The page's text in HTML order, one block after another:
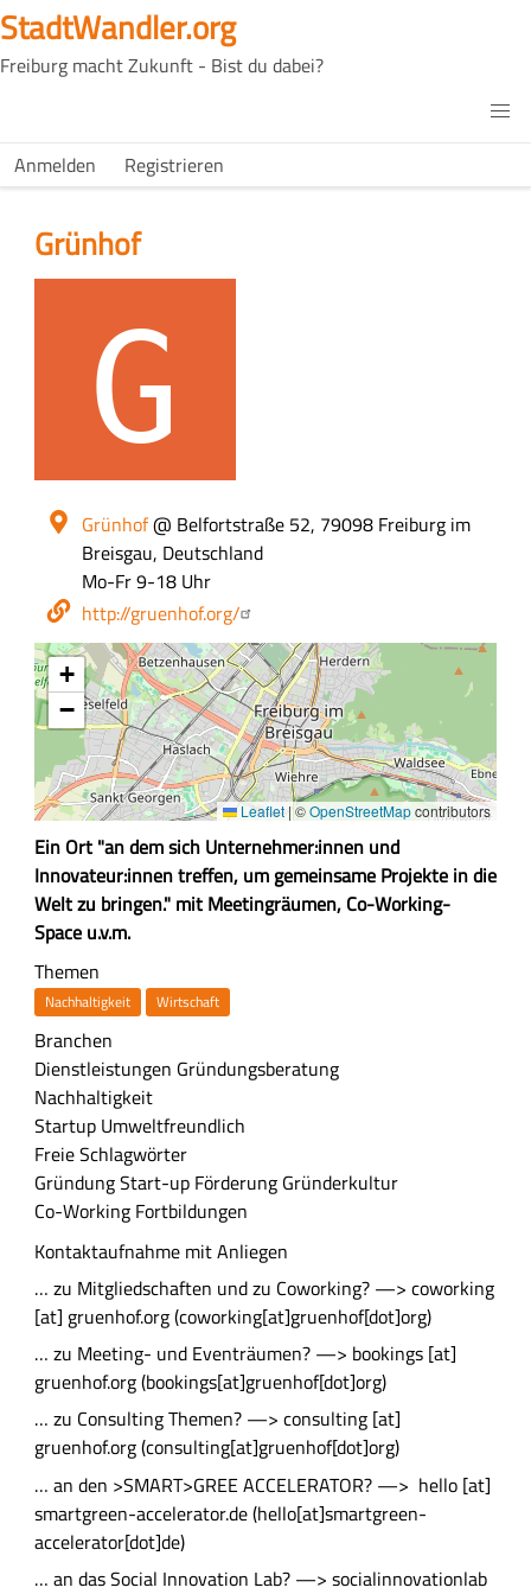
Direkt
zum
Inhalt
StadtWandler.org
Freiburg macht Zukunft - Bist du dabei?
Main
H4C
USER
Anmelden Registrieren
Grünhof
Ort
Grünhof@ Belfortstraße 52, 79098 Freiburg im
Breisgau, Deutschland
Öffnungszeiten
Mo-Fr 9-18 Uhr
Webseite
http://gruenhof.org/
+
−
Leaflet |©OpenStreetMapcontributors
Z
u
s
a
m
m
e
n
f
a
s
s
u
n
g
Ein Ort "an dem sich Unternehmer:innen und
Innovateur:innen treffen, um gemeinsame Projekte in die
Welt zu bringen." mit Meetingräumen, Co-Working-
Space u.v.m.
Themen
Nachhaltigkeit Wirtschaft
Branchen
Dienstleistungen Gründungsberatung
Nachhaltigkeit
Startup Umweltfreundlich
Freie Schlagwörter
GründungStart-up Förderung Gründerkultur
Co-Working Fortbildungen
A
s
ü
h
r
l
c
h
Kontaktaufnahme mit Anliegen
… zu Mitgliedschaften und zu Coworking? —> coworking
[at] gruenhof.org(coworking[at]gruenhof[dot]org)
… zu Meeting- und Eventräumen? —> bookings[at]
gruenhof.org(bookings[at]gruenhof[dot]org)
… zu Consulting Themen? —> consulting[at]
gruenhof.org(consulting[at]gruenhof[dot]org)
… an den >SMART>GREE ACCELERATOR? —> hello[at]
smartgreen-accelerator.de(hello[at]smartgreen-
accelerator[dot]de)
… an das Social Innovation Lab? —> socialinnovationlab